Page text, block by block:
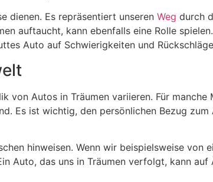
dienen. Es repräsentiert unseren Weg durch
auftaucht, kann ebenfalls eine Rolle
Auto auf Schwierigkeiten und
von Autos in Träumen variieren. Für
Es ist wichtig, den persönlichen Bezug
hinweisen. Wenn wir beispielsweise
Auto, das uns in Träumen verfolgt, kann